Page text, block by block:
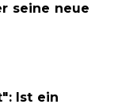
seine neue
Ist ein